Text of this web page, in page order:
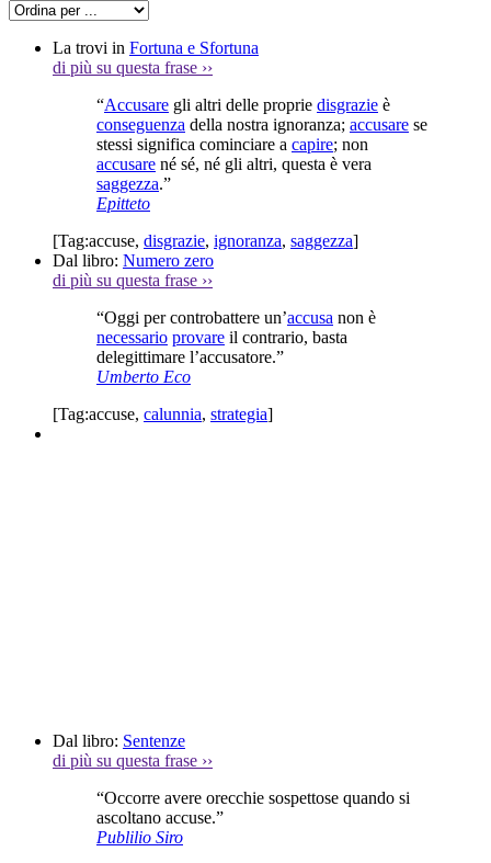
La trovi in Fortuna e Sfortuna
di più su questa frase ››
“Accusare gli altri delle proprie disgrazie è
conseguenza della nostra ignoranza; accusare se
stessi significa cominciare a capire; non
accusare né sé, né gli altri, questa è vera
saggezza.”
Epitteto
[Tag:accuse, disgrazie, ignoranza, saggezza]
Dal libro: Numero zero
di più su questa frase ››
“Oggi per controbattere un’accusa non è
necessario provare il contrario, basta
delegittimare l’accusatore.”
Umberto Eco
[Tag:accuse, calunnia, strategia]
Dal libro: Sentenze
di più su questa frase ››
“Occorre avere orecchie sospettose quando si
ascoltano accuse.”
Publilio Siro